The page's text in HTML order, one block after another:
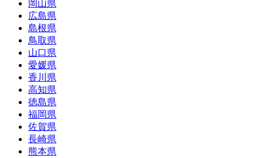
岡山県
広島県
島根県
鳥取県
山口県
愛媛県
香川県
高知県
徳島県
福岡県
佐賀県
長崎県
熊本県